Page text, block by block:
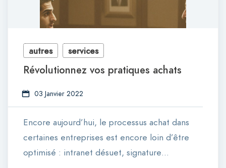
autres services
Révolutionnez vos pratiques achats
03 Janvier 2022
Encore aujourd’hui, le processus achat dans
certaines entreprises est encore loin d’être
optimisé : intranet désuet, signature…